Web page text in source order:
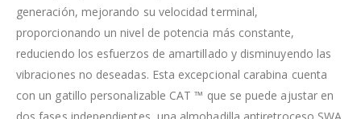
generación, mejorando su velocidad terminal,
proporcionando un nivel de potencia más constante,
reduciendo los esfuerzos de amartillado y disminuyendo las
vibraciones no deseadas. Esta excepcional carabina cuenta
con un gatillo personalizable CAT ™ que se puede ajustar en